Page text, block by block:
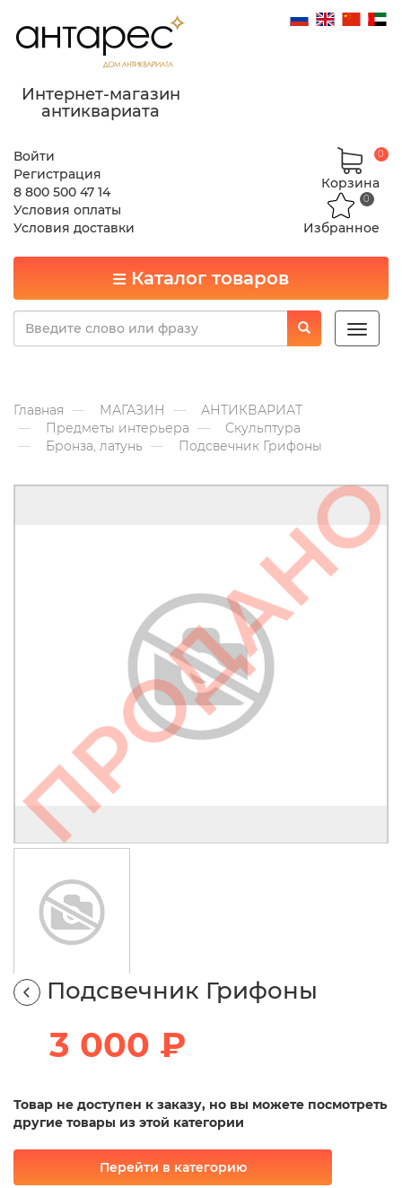
Интернет-магазин
антиквариата
Войти
Регистрация
8 800 500 47 14
Условия оплаты
Условия доставки
Корзина
0
Избранное
0
Каталог товаров
Toggle
Главная МАГАЗИН
АНТИКВАРИАТ
Предметы интерьера
Скульптура
Бронза, латунь
Подсвечник Грифоны
Подсвечник Грифоны
3 000 ₽
Товар не доступен к заказу, но вы можете посмотреть
другие товары из этой категории
Перейти в категорию